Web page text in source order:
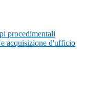
procedimentali
acquisizione d'ufficio